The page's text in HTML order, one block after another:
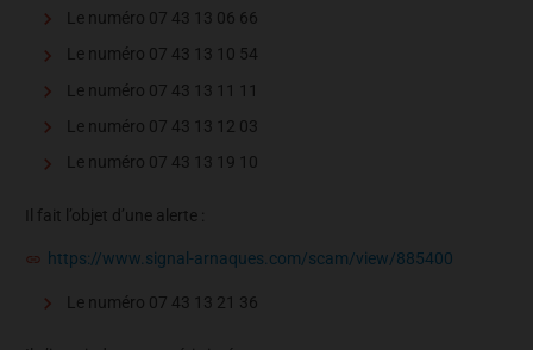
Le numéro 07 43 13 06 66
Le numéro 07 43 13 10 54
Le numéro 07 43 13 11 11
Le numéro 07 43 13 12 03
Le numéro 07 43 13 19 10
Il fait l’objet d’une alerte :
https://www.signal-arnaques.com/scam/view/885400
Le numéro 07 43 13 21 36